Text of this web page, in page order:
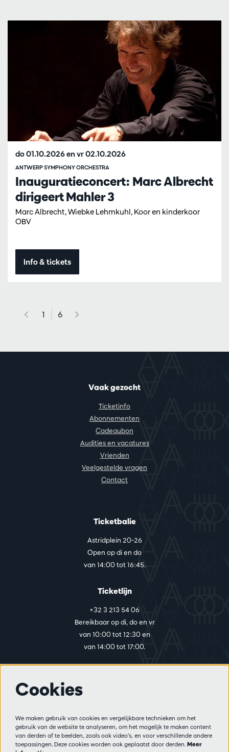
Inauguratieconcert: Marc Albrecht
dirigeert Mahler 3
Marc Albrecht, Wiebke Lehmkuhl, Koor en kinderkoor
OBV
ANTWERP SYMPHONY ORCHESTRA
do 01.10.2026envr 02.10.2026
Info & tickets
1 6
Vaak gezocht
Ticketinfo
Abonnementen
Cadeaubon
Audities en vacatures
Vrienden
Veelgestelde vragen
Contact
Ticketbalie
Astridplein 20-26
Open op di en do
van 14:00 tot 16:45.
Ticketlijn
+32 3 213 54 06
Bereikbaar op di, do en vr
van 10:00 tot 12:30 en
van 14:00 tot 17:00.
Privacy
Verkoopsvoorwaarden
Pers
Cookies
We maken gebruik van cookies en vergelijkbare technieken om het
gebruik van de website te analyseren, om het mogelijk te maken content
van derden af te beelden, zoals ook video’s, en voor verschillende andere
toepassingen. Deze cookies worden ook geplaatst door derden. Meer